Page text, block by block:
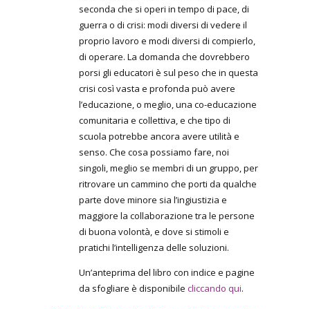
seconda che si operi in tempo di pace, di
guerra o di crisi: modi diversi di vedere il
proprio lavoro e modi diversi di compierlo,
di operare. La domanda che dovrebbero
porsi gli educatori è sul peso che in questa
crisi così vasta e profonda può avere
l’educazione, o meglio, una co-educazione
comunitaria e collettiva, e che tipo di
scuola potrebbe ancora avere utilità e
senso. Che cosa possiamo fare, noi
singoli, meglio se membri di un gruppo, per
ritrovare un cammino che porti da qualche
parte dove minore sia l’ingiustizia e
maggiore la collaborazione tra le persone
di buona volontà, e dove si stimoli e
pratichi l’intelligenza delle soluzioni.
Un’anteprima del libro con indice e pagine
da sfogliare è disponibile cliccando qui.